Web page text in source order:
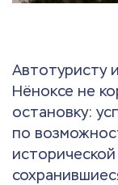
Автотуристу
Нёноксе не
остановку:
по